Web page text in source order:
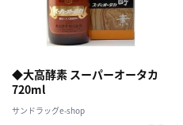
◆大高酵素 スーパーオータカ
720ml
サンドラッグe-shop